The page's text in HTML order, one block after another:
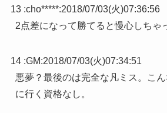
13 :cho*****:2018/07/03(火)07:36:56
2点差になって勝てると慢心しちゃ
14 :GM:2018/07/03(火)07:34:51
悪夢？最後のは完全な凡ミス。こ
に行く資格なし。